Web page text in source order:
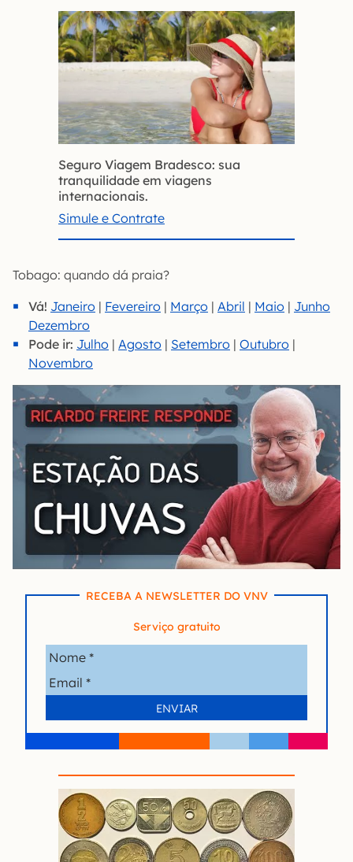
Seguro Viagem Bradesco: sua
tranquilidade em viagens
internacionais.
Simule e Contrate
Tobago: quando dá praia?
Vá! Janeiro | Fevereiro | Março | Abril | Maio | Junho
Dezembro
Pode ir: Julho | Agosto | Setembro | Outubro |
Novembro
RECEBA A NEWSLETTER DO VNV
Serviço gratuito